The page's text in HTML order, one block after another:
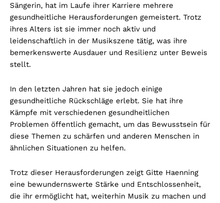
Sängerin, hat im Laufe ihrer Karriere mehrere
gesundheitliche Herausforderungen gemeistert. Trotz
ihres Alters ist sie immer noch aktiv und
leidenschaftlich in der Musikszene tätig, was ihre
bemerkenswerte Ausdauer und Resilienz unter Beweis
stellt.
In den letzten Jahren hat sie jedoch einige
gesundheitliche Rückschläge erlebt. Sie hat ihre
Kämpfe mit verschiedenen gesundheitlichen
Problemen öffentlich gemacht, um das Bewusstsein für
diese Themen zu schärfen und anderen Menschen in
ähnlichen Situationen zu helfen.
Trotz dieser Herausforderungen zeigt Gitte Haenning
eine bewundernswerte Stärke und Entschlossenheit,
die ihr ermöglicht hat, weiterhin Musik zu machen und